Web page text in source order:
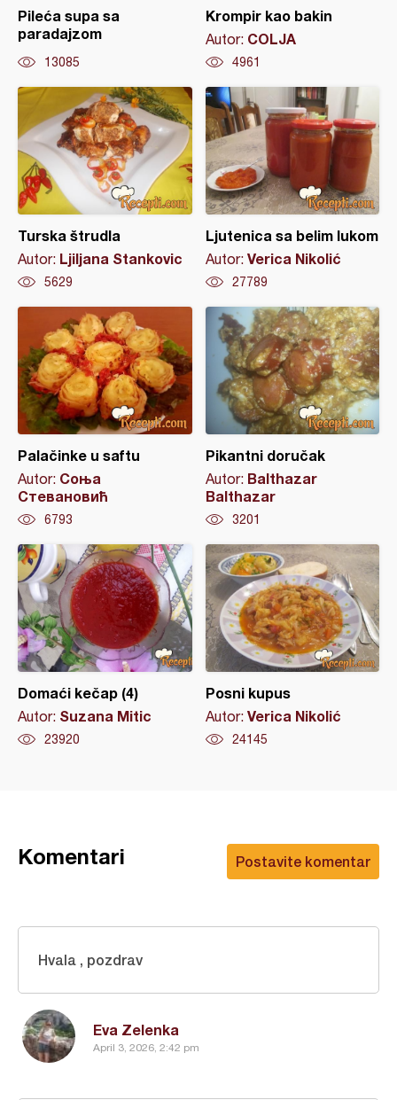
Pileća supa sa
paradajzom
13085
Krompir kao bakin
Autor: COLJA
4961
Turska štrudla
Autor: Ljiljana Stankovic
5629
Ljutenica sa belim lukom
Autor: Verica Nikolić
27789
Palačinke u saftu
Autor: Соња
Стевановић
6793
Pikantni doručak
Autor: Balthazar
Balthazar
3201
Domaći kečap (4)
Autor: Suzana Mitic
23920
Posni kupus
Autor: Verica Nikolić
24145
Postavite komentar
Komentari
Eva Zelenka
April 3, 2026, 2:42 pm
Hvala , pozdrav